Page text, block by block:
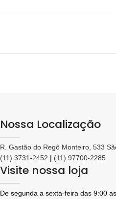
Nossa Localização
R. Gastão do Regô Monteiro, 533
(11) 3731-2452 | (11) 97700-2285
Visite nossa loja
De segunda a sexta-feira das 9:00